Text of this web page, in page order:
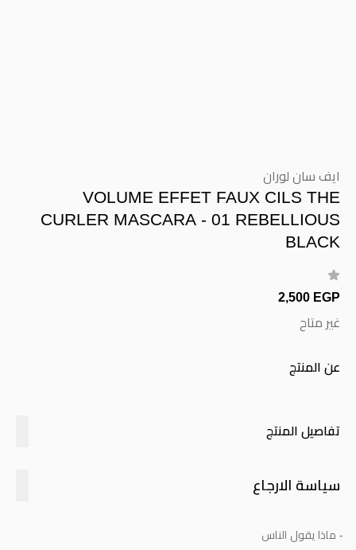
ايف سان لوران
VOLUME EFFET FAUX CILS THE
CURLER MASCARA - 01 REBELLIOUS
BLACK
2,500 EGP
غير متاح
عن المنتج
تفاصيل المنتج
سياسة الارجاع
- ماذا يقول الناس